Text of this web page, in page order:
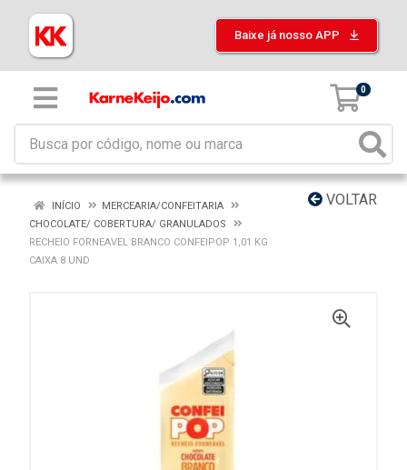
Baixe já nosso APP
0
VOLTAR
INÍCIO
MERCEARIA/CONFEITARIA
CHOCOLATE/ COBERTURA/ GRANULADOS
RECHEIO FORNEAVEL BRANCO CONFEIPOP 1,01 KG
CAIXA 8 UND